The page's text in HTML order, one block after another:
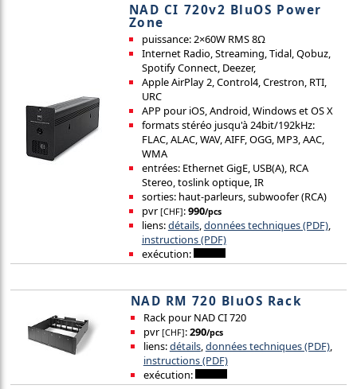
NAD CI 720v2 BluOS Power
Zone
puissance: 2×60W RMS 8Ω
Internet Radio, Streaming, Tidal, Qobuz,
Spotify Connect, Deezer,
Apple AirPlay 2, Control4, Crestron, RTI,
URC
APP pour iOS, Android, Windows et OS X
formats stéréo jusqu'à 24bit/192kHz:
FLAC, ALAC, WAV, AIFF, OGG, MP3, AAC,
WMA
entrées: Ethernet GigE, USB(A), RCA
Stereo, toslink optique, IR
sorties: haut-parleurs, subwoofer (RCA)
pvr [CHF]:990/pcs
liens:détails,données techniques (PDF),
instructions (PDF)
exécution:
NAD RM 720 BluOS Rack
Rack pour NAD CI 720
pvr [CHF]:290/pcs
liens:détails,données techniques (PDF),
instructions (PDF)
exécution: